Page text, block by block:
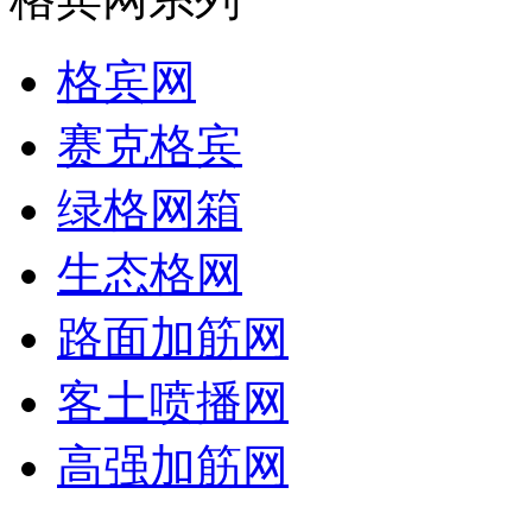
格宾网
赛克格宾
绿格网箱
生态格网
路面加筋网
客土喷播网
高强加筋网